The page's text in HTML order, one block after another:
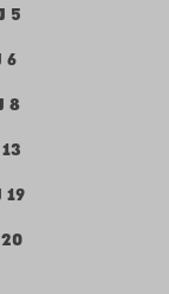
5 נובמבר
6 נובמבר
8 נובמבר
13 נובמבר
19 נובמבר
20 נובמבר